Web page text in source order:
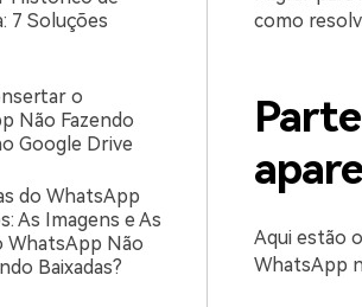
7 Soluções
o
Não Fazendo
Google Drive
do WhatsApp
As Imagens e As
WhatsApp Não
Baixadas?
como
Aqui estão
WhatsApp